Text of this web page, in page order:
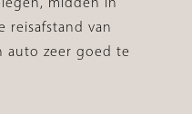
reisafstand van
auto zeer goed te